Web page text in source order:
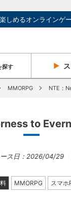
しめるオンラインゲ
探す
MMORPG NTE：
to
ース日：2026/04/29
MMORPG スマホ